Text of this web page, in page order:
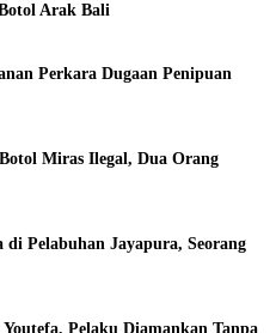
Arak Bali
Perkara Dugaan Penipuan
Miras Ilegal, Dua Orang
Pelabuhan Jayapura, Seorang
Pelaku Diamankan Tanpa